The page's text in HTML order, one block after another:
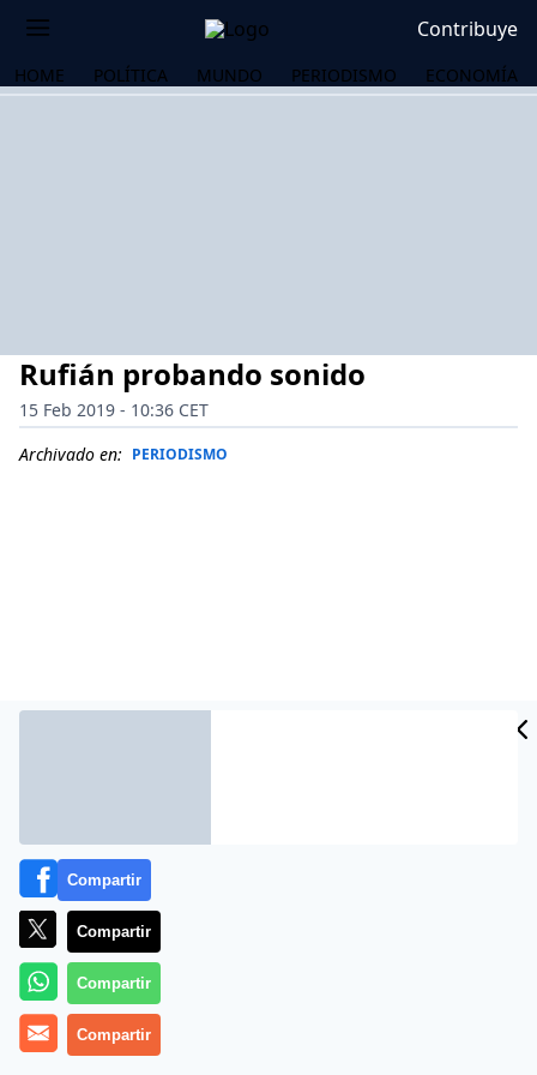
Contribuye
HOME POLÍTICA MUNDO PERIODISMO ECONOMÍA
Rufián probando sonido
15 Feb 2019 - 10:36 CET
Archivado en: PERIODISMO
Compartir
Compartir
Compartir
Compartir